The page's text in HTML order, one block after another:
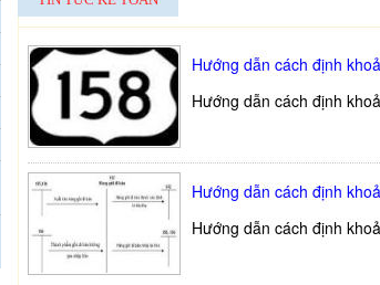
Hướng dẫn cách định
Hướng dẫn cách định
Hướng dẫn cách định
Hướng dẫn cách định